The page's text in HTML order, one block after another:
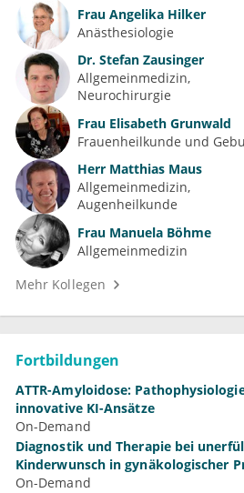
Frau Angelika Hilker
Anästhesiologie
Dr. Stefan Zausinger
Allgemeinmedizin
Neurochirurgie
Frau Elisabeth Grunwald
Frauenheilkunde und
Herr Matthias Maus
Allgemeinmedizin
Augenheilkunde
Frau Manuela Böhme
Allgemeinmedizin
Mehr Kollegen
Fortbildungen
ATTR-Amyloidose:
innovative KI-Ansätze
On-Demand
Diagnostik und Therapie bei
Kinderwunsch in gynäkologischer
On-Demand